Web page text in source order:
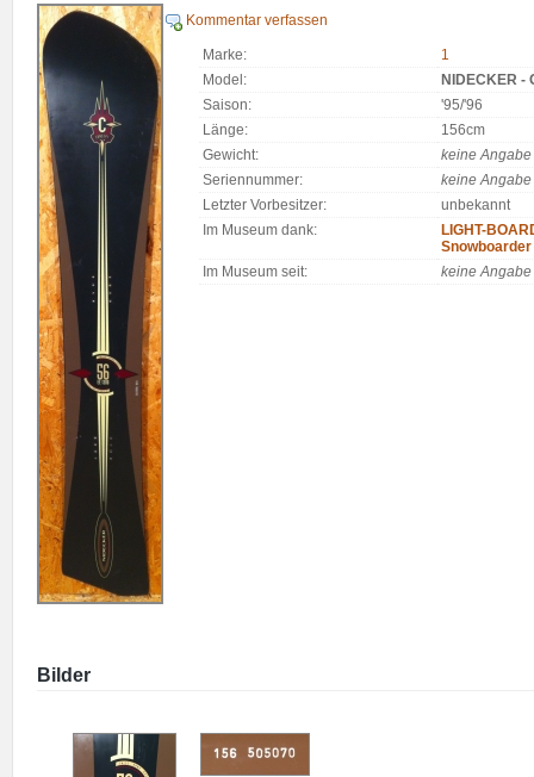
Kommentar verfassen
Marke:
1
Model:
NIDECKER -
Saison:
'95/'96
Länge:
156cm
Gewicht:
keine Angabe
Seriennummer:
keine Angabe
Letzter Vorbesitzer:
unbekannt
Im Museum dank:
LIGHT-
Snowboarder
Im Museum seit:
keine Angabe
Bilder